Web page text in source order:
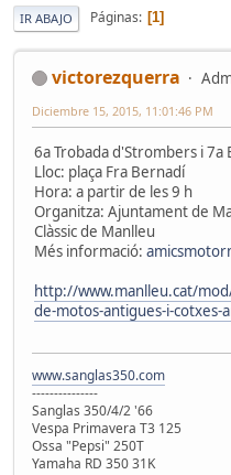
IR ABAJO Páginas 1
victorezquerra
Diciembre 15, 2015, 11:01:46 PM
6a Trobada d'Strombers i 7a
Lloc: plaça Fra Bernadí
Hora: a partir de les 9 h
Organitza: Ajuntament de
Clàssic de Manlleu
Més informació:
http://www.manlleu.cat/
de-motos-antigues-i-cotxes-
www.sanglas350.com
---------------
Sanglas 350/4/2 '66
Vespa Primavera T3 125
Ossa "Pepsi" 250T
Yamaha RD 350 31K